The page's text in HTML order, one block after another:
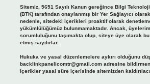
Sitemiz, 5651 Sayılı Kanun gereğince Bilgi
(BTK) tarafından onaylanmış bir Yer Sağlayıcı
nedenle, sitedeki içerikleri proaktif olarak
yükümlülüğümüz bulunmamaktadır. Ancak,
sorumluluğunu taşımakta olup, siteye üye olarak
etmiş sayılırlar.
Hukuka ve yasal düzenlemelere aykırı olduğunu
backlinkpanelicomtr@gmail.comadresine
içerikler yasal süre içerisinde sitemizden